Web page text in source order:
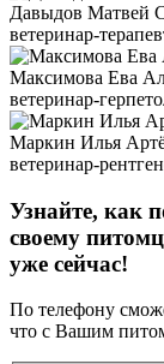
Давыдов Матвей
ветеринар-
Максимова Ева
ветеринар-
Маркин Илья
ветеринар-
Узнайте, как
своему
уже сейчас!
По телефону
что с Вашим